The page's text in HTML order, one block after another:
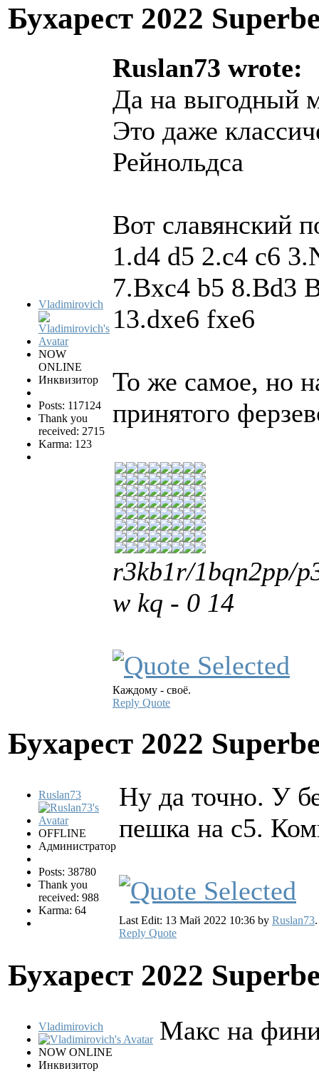
Бухарест 2022
Vladimirovich
NOW
ONLINE
Инквизитор
Posts: 117124
Thank you
received: 2715
Karma: 123
Ruslan73 wrote:
Да на выгодный
Это даже
Рейнольдса
Вот славянский
1.d4 d5 2.c4 c6
7.Bxc4 b5 8.Bd3
13.dxe6 fxe6
То же самое, но
принятого
r3kb1r/1bqn2pp/
w kq - 0 14
Каждому - своё.
Reply Quote
Бухарест 2022
Ruslan73
OFFLINE
Администратор
Posts: 38780
Thank you
received: 988
Karma: 64
Ну да точно. У
пешка на с5.
Last Edit: 13 Май 2022 10:36 by Ruslan73.
Reply Quote
Бухарест 2022
Vladimirovich
NOW ONLINE
Инквизитор
Макс на